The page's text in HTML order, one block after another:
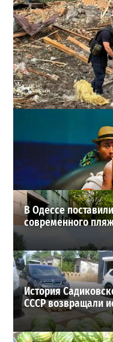
Ракетный удар по
человек, сотня
ВИБОР РЕДАКЦИИ
В Одессе
современного
История
СССР возвращали